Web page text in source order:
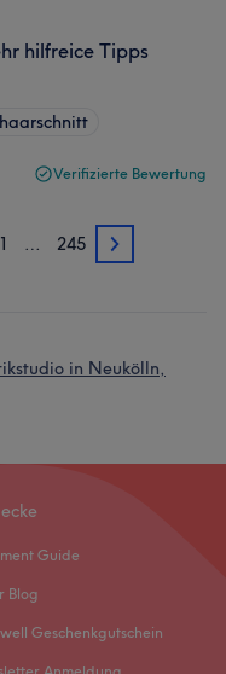
hilfreice Tipps
Verifizierte Bewertung
… 245 231
in Neukölln,
Guide
Blog
Geschenkgutschein